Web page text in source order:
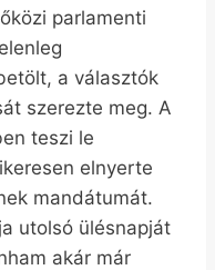
parlamenti
a választók
szerezte meg. A
teszi le
elnyerte
mandátumát.
utolsó ülésnapját
akár már